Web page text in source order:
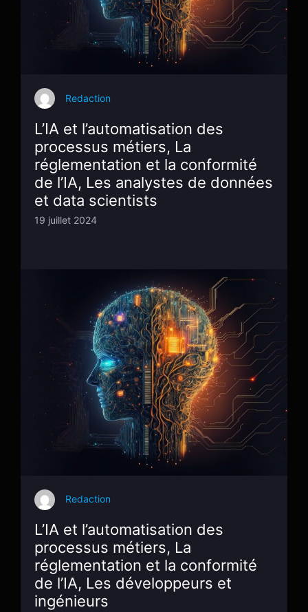
Redaction
L’IA et l’automatisation des
processus métiers, La
réglementation et la conformité
de l’IA, Les analystes de données
et data scientists
19 juillet 2024
Redaction
L’IA et l’automatisation des
processus métiers, La
réglementation et la conformité
de l’IA, Les développeurs et
ingénieurs